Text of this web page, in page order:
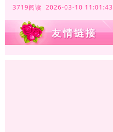
3719阅读 2026-03-10 11:01:43